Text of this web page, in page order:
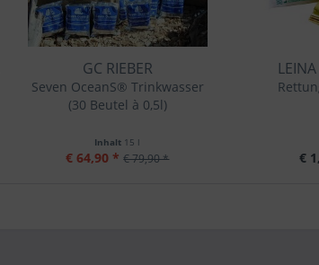
GC RIEBER
Seven OceanS® Trinkwasser
(30 Beutel à 0,5l)
Inhalt 15 l
€ 64,90 * € 79,90 * €